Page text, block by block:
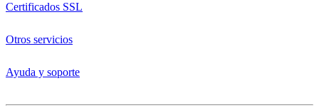
Certificados SSL
Otros servicios
Ayuda y soporte